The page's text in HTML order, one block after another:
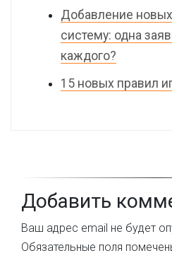
Добавление
систему: одна
каждого?
15 новых правил
Добавить
Ваш адрес email не будет
Обязательные поля